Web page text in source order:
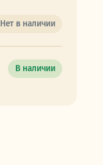
Нет в наличии
В наличии